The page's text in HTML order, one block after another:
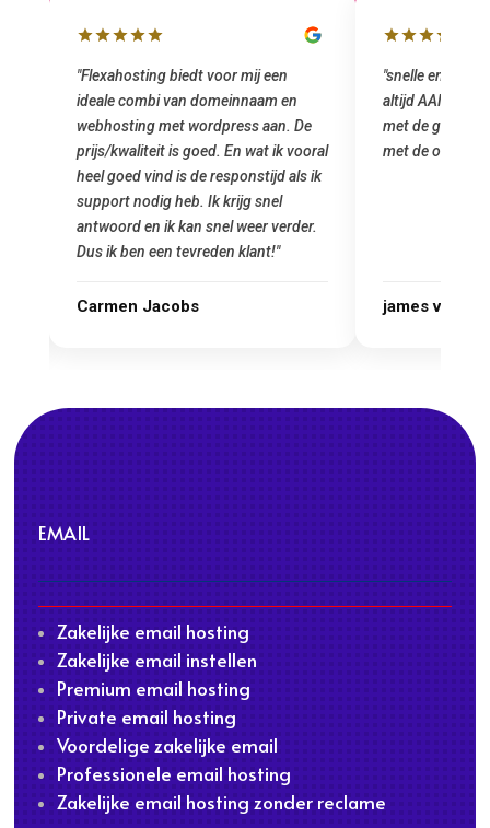
"snelle en vriendelijke service. staat
altijd AAN (: fijne prijzen vergeleken
met de grote jongens en dus nu al blij
met de overstap!"
james van oranje
"Top service. Ik
het installeren
was meteen
gemaakt. Top
Marcel Thijs
EMAIL
Zakelijke email hosting
Zakelijke email instellen
Premium email hosting
Private email hosting
Voordelige zakelijke email
Professionele email hosting
Zakelijke email hosting zonder reclame